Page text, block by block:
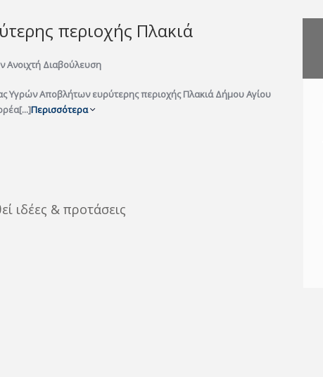
περιοχής Πλακιά
Ανοιχτή Διαβούλευση
Υγρών Αποβλήτων ευρύτερης περιοχής Πλακιά Δήμου Αγίου
Περισσότερα
ιδέες & προτάσεις